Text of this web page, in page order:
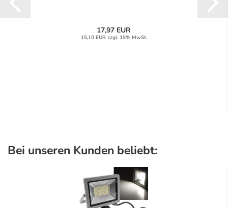
17,97 EUR
15,10 EUR zzgl. 19% MwSt.
Bei unseren Kunden beliebt: